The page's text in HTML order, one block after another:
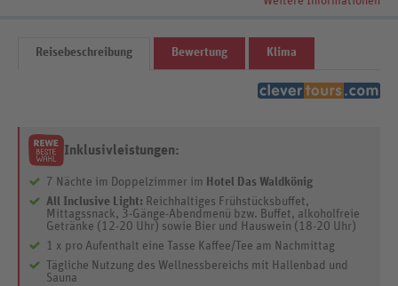
Reisebeschreibung Bewertung Klima
Inklusivleistungen:
7 Nächte im Doppelzimmer im Hotel Das Waldkönig
All Inclusive Light: Reichhaltiges Frühstücksbuffet,
Mittagssnack, 3-Gänge-Abendmenü bzw. Buffet, alkoholfreie
Getränke (12-20 Uhr) sowie Bier und Hauswein (18-20 Uhr)
1 x pro Aufenthalt eine Tasse Kaffee/Tee am Nachmittag
Tägliche Nutzung des Wellnessbereichs mit Hallenbad und
Sauna